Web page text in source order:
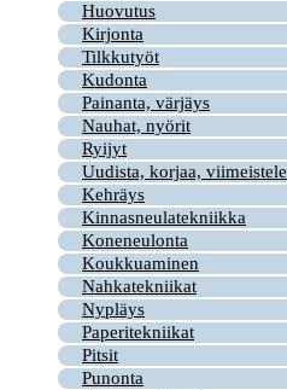
Huovutus
Kirjonta
Tilkkutyöt
Kudonta
Painanta, värjäys
Nauhat, nyörit
Ryijyt
Uudista, korjaa, viimeistele
Kehräys
Kinnasneulatekniikka
Koneneulonta
Koukkuaminen
Nahkatekniikat
Nypläys
Paperitekniikat
Pitsit
Punonta